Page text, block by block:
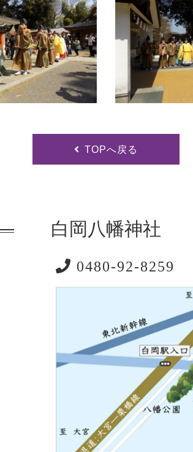
TOPへ戻る
白岡八幡神社
0480-92-8259